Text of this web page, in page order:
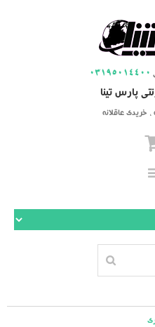
03195014400
پارس تینا
، خریدی عاقلانه